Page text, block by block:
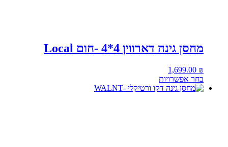
מחסן גינה דארווין 4*4 -חום Local
1,699.00 ₪
בחר אפשרויות